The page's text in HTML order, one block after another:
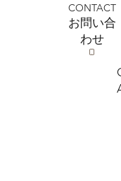
CONTACT
お問い合
わせ